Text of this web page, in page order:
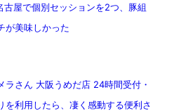
古屋で個別セッションを2つ、豚組
が美味しかった
ラさん 大阪うめだ店 24時間受付・
を利用したら、凄く感動する便利さ